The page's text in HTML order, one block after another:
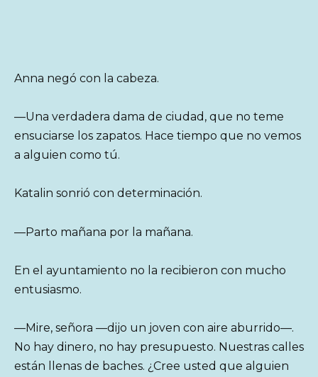
Anna negó con la cabeza.
—Una verdadera dama de ciudad, que no teme
ensuciarse los zapatos. Hace tiempo que no vemos
a alguien como tú.
Katalin sonrió con determinación.
—Parto mañana por la mañana.
En el ayuntamiento no la recibieron con mucho
entusiasmo.
—Mire, señora —dijo un joven con aire aburrido—.
No hay dinero, no hay presupuesto. Nuestras calles
están llenas de baches. ¿Cree usted que alguien